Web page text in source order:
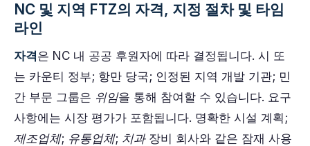
NC 및 지역 FTZ의 자격, 지정 절차 및 타임
라인
자격은 NC 내 공공 후원자에 따라 결정됩니다. 시 또
는 카운티 정부; 항만 당국; 인정된 지역 개발 기관; 민
간 부문 그룹은 위임을 통해 참여할 수 있습니다. 요구
사항에는 시장 평가가 포함됩니다. 명확한 시설 계획;
제조업체; 유통업체; 치과장비 회사와 같은 잠재 사용